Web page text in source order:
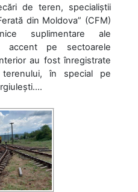
de teren, specialiștii
din Moldova” (CFM)
suplimentare ale
accent pe sectoarele
au fost înregistrate
în special pe